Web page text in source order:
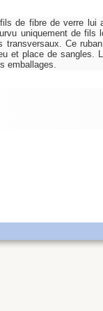
de fibre de verre lui
uniquement de fils
transversaux. Ce
et place de sangles.
emballages.